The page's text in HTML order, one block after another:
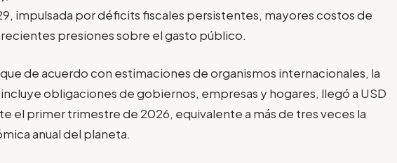
impulsada por déficits fiscales persistentes, mayores costos de
presiones sobre el gasto público.
de acuerdo con estimaciones de organismos internacionales, la
obligaciones de gobiernos, empresas y hogares, llegó a USD
el primer trimestre de 2026, equivalente a más de tres veces la
anual del planeta.